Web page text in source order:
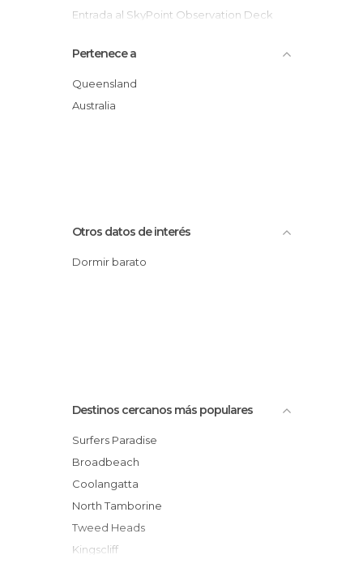
Entrada al SkyPoint Observation Deck
Excursión al Parque Nacional
Springbrook + Avistamiento de canguros
Surf en Gold Coast + Faro de Fingal Head
Pertenece a
Queensland
Australia
Otros datos de interés
Dormir barato
Destinos cercanos más populares
Surfers Paradise
Broadbeach
Coolangatta
North Tamborine
Tweed Heads
Kingscliff